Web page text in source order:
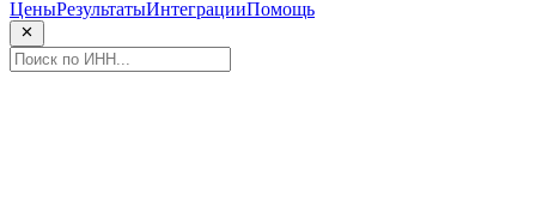
ЦеныРезультатыИнтеграцииПомощь